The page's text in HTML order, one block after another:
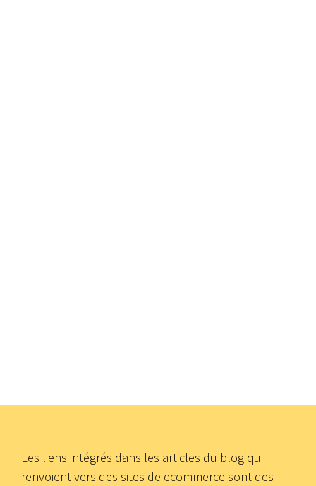
Les liens intégrés dans les articles du blog qui
renvoient vers des sites de ecommerce sont des